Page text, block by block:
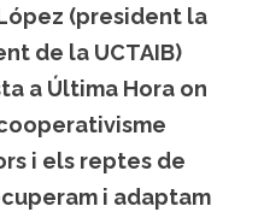
(president la
de la UCTAIB)
a Última Hora on
i els reptes de
i adaptam